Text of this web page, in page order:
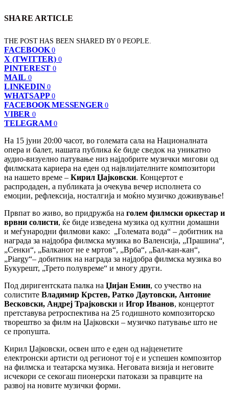
SHARE ARTICLE
THE POST HAS BEEN SHARED BY0 PEOPLE.
FACEBOOK 0
X (TWITTER) 0
PINTEREST 0
MAIL 0
LINKEDIN 0
WHATSAPP 0
FACEBOOK MESSENGER 0
VIBER 0
TELEGRAM 0
На 15 јуни 20:00 часот, во големата сала на Националната
опера и балет, нашата публика ќе биде сведок на уникатно
аудио-визуелно патување низ најдобрите музички мигови од
филмската кариера на еден од највлијателните композитори
на нашето време – Кирил Џајковски. Концертот е
распродаден, а публиката ја очекува вечер исполнета со
емоции, рефлексија, носталгија и моќно музичко доживување!
Првпат во живо, во придружба на голем филмски оркестар и
врвни солисти, ќе биде изведена музика од култни домашни
и меѓународни филмови како: „Големата вода“ – добитник на
награда за најдобра филмска музика во Валенсија, „Прашина“,
„Сенки“, „Балканот не е мртов“, „Врба“, „Бал-кан-кан“,
„Piargy“– добитник на награда за најдобра филмска музика во
Букурешт, „Трето полувреме“ и многу други.
Под диригентската палка на Џијан Емин, со учество на
солистите Владимир Крстев, Ратко Даутовски, Антоние
Весковски, Андреј Трајковски и Игор Иванов, концертот
претставува ретроспектива на 25 годишното композиторско
творештво за филм на Џајковски – музичко патување што не
се пропушта.
Кирил Џајковски, oсвен што е еден од најценетите
електронски артисти од регионот тој е и успешен композитор
на филмска и театарска музика. Неговата визија и неговите
исчекори се секогаш пионерски патокази за правците на
развој на новите музички форми.